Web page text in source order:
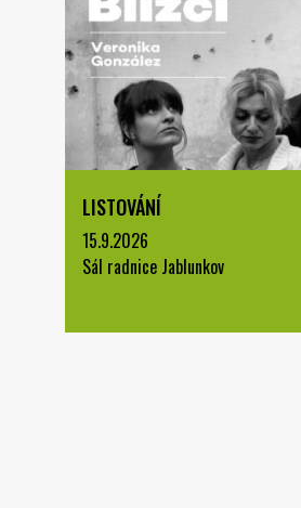
LISTOVÁNÍ
15.9.2026
Sál radnice Jablunkov